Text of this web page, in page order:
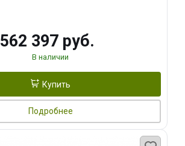
562 397 руб.
В наличии
Купить
Подробнее